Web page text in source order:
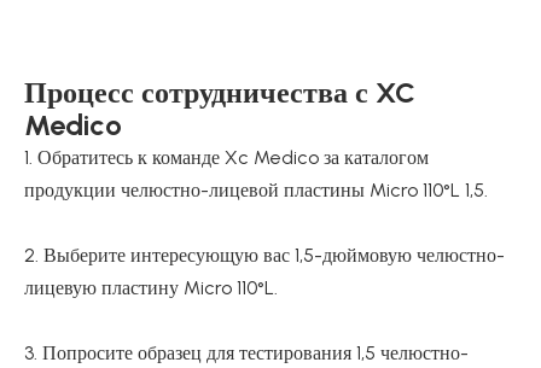
Процесс сотрудничества с XC
Medico
1. Обратитесь к команде Xc Medico за каталогом
продукции челюстно-лицевой пластины Micro 110°L 1,5.
2. Выберите интересующую вас 1,5-дюймовую челюстно-
лицевую пластину Micro 110°L.
3. Попросите образец для тестирования 1,5 челюстно-